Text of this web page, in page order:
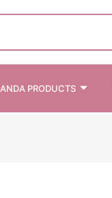
PRODUCTS